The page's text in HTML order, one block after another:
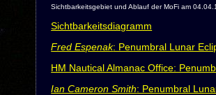
Sichtbarkeitsgebiet und Ablauf der MoFi am
Sichtbarkeitsdiagramm
Fred Espenak: Penumbral Lunar
HM Nautical Almanac Office:
Ian Cameron Smith: Penumbral